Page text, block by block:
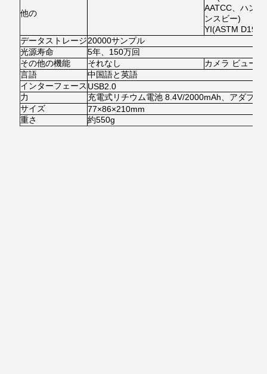
他の
AATCC、ハン
ンスビー)
YI(ASTM
データストレージ20000サンプル
光源寿命
5年、150万回
その他の機能
それなし
カメラ ビュー
言語
中国語と英語
インターフェース USB2.0
力
充電式リチウム電池 8.4V/2000mAh、アダプタ
サイズ
77×86×210mm
重さ
約550g